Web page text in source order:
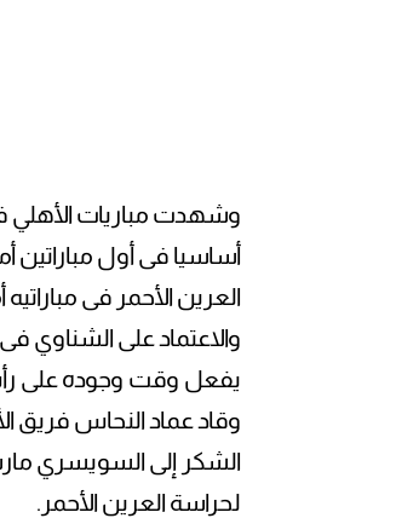
وشهدت مباريات الأهلي
أساسيا فى أول
العرين الأحمر فى
والاعتماد على الشناوي
يفعل وقت وجوده على
الشكر إلى السويسري
لحراسة العرين الأحمر.